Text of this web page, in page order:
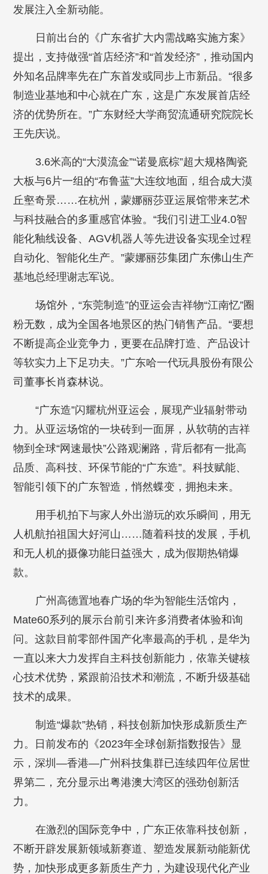
发展注入全新动能。
日前出台的《广东省扩大内需战略实施方案》
提出，支持做强“首店经济”和“首发经济”，推动国内
外知名品牌率先在广东首发或同步上市新品。“很多
制造业基地和中心就在广东，这是广东发展首店经
济的优势所在。”广东财经大学商贸流通研究院院长
王先庆说。
3.6米高的“大漠流金”“诺曼底棕”超大规格陶瓷
大板与6片一组的“布鲁蓝”大连纹地面，组合成大漠
丘壑奇景……在杭州，蒙娜丽莎亚运展馆带来艺术
与科技融合的多重感官体验。“我们引进工业4.0智
能化釉线设备、AGV机器人等先进设备实现全过程
自动化、智能化生产。”蒙娜丽莎集团广东佛山生产
基地总经理谢志军说。
场馆外，“东莞制造”的亚运会吉祥物“江南忆”圈
粉无数，成为全国各地景区的热门销售产品。“要想
不断提高企业竞争力，更要在品牌打造、产品设计
等软实力上下足功夫。”广东哈一代玩具股份有限公
司董事长肖森林说。
“广东造”闪耀杭州亚运会，展现产业辐射带动
力。从亚运场馆的一块砖到一面屏，从软萌的吉祥
物到全球“网速最快”公路观澜路，背后都有一批高
品质、高科技、环保节能的“广东造”。科技赋能、
智能引领下的广东智造，悄然蝶变，拥抱未来。
用手机拍下与家人外出游玩的欢乐瞬间，用无
人机航拍祖国大好河山……随着科技的发展，手机
和无人机的摄像功能日益强大，成为假期热销爆
款。
广州高德置地春广场的华为智能生活馆内，
Mate60系列的展示台前引来许多消费者体验和询
问。这款目前零部件国产化率最高的手机，是华为
一直以来大力发挥自主科技创新能力，依靠关键核
心技术优势，紧跟前沿技术和潮流，不断升级基础
技术的成果。
制造“爆款”热销，科技创新加快形成新质生产
力。日前发布的《2023年全球创新指数报告》显
示，深圳—香港—广州科技集群已连续四年位居世
界第二，充分显示出粤港澳大湾区的强劲创新活
力。
在激烈的国际竞争中，广东正依靠科技创新，
不断开辟发展新领域新赛道、塑造发展新动能新优
势，加快形成更多新质生产力，为建设现代化产业